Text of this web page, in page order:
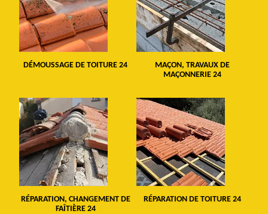
DÉMOUSSAGE DE TOITURE 24
MAÇON, TRAVAUX DE
MAÇONNERIE 24
RÉPARATION, CHANGEMENT DE
FAÎTIÈRE 24
RÉPARATION DE TOITURE 24